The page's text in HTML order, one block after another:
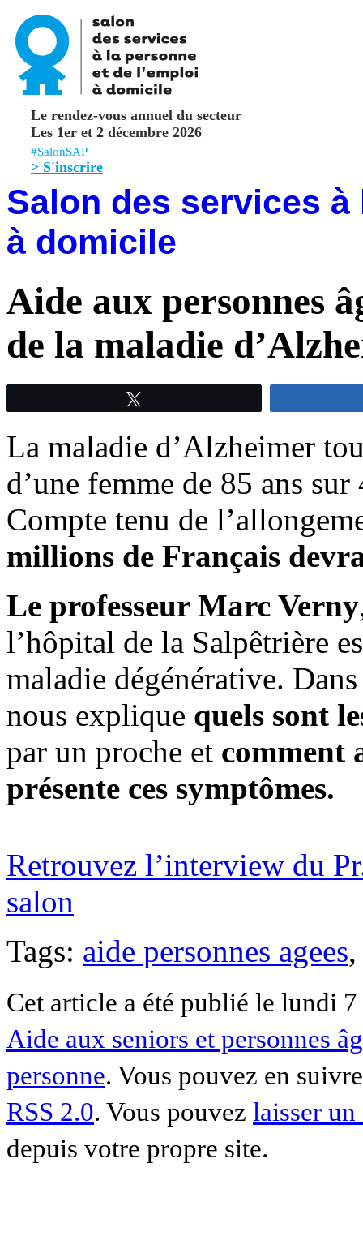
Le rendez-vous annuel du secteur
Les 1er et 2 décembre 2026
#SalonSAP
> S'inscrire
Salon des services
à domicile
Aide aux personnes
de la maladie
La maladie d’Alzheimer
d’une femme de 85 ans
Compte tenu de
millions de Français
Le professeur Marc Verny
l’hôpital de la Salpêtrière
maladie dégénérative.
nous explique quels sont
par un proche et comment
présente ces symptômes.
Retrouvez l’interview du
salon
Tags: aide personnes agees,
Cet article a été publié le lundi 7
Aide aux seniors et personnes
personne. Vous pouvez en
RSS 2.0. Vous pouvez laisser
depuis votre propre site.